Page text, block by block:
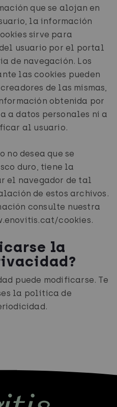
que se alojan en
la información
sirve para
usuario por el portal
de navegación. Los
las cookies pueden
de las mismas,
obtenida por
a datos personales ni a
al usuario.
no desea que se
duro, tiene la
el navegador de tal
de estos archivos.
consulte nuestra
cookies.
la
puede modificarse. Te
la política de